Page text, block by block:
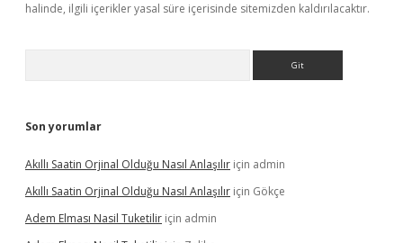
halinde, ilgili içerikler yasal süre içerisinde sitemizden kaldırılacaktır.
Son yorumlar
Akıllı Saatin Orjinal Olduğu Nasıl Anlaşılır için admin
Akıllı Saatin Orjinal Olduğu Nasıl Anlaşılır için Gökçe
Adem Elması Nasil Tuketilir için admin